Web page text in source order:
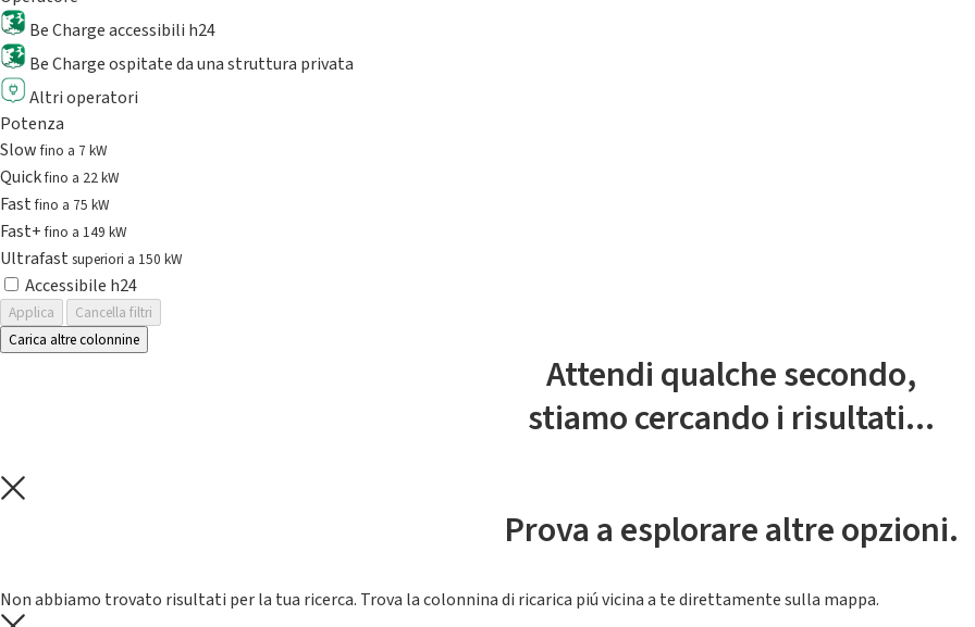
Be Charge accessibili h24
Be Charge ospitate da una struttura privata
Altri operatori
Potenza
Slowfino a 7 kW
Quickfino a 22 kW
Fastfino a 75 kW
Fast+fino a 149 kW
Ultrafast superiori a 150 kW
Accessibile h24
Applica
Cancella filtri
Carica altre colonnine
Attendi qualche secondo,
stiamo cercando i risultati...
Prova a esplorare altre opzioni.
Non abbiamo trovato risultati per la tua ricerca. Trova la colonnina di ricarica piú vicina a te direttamente sulla mappa.